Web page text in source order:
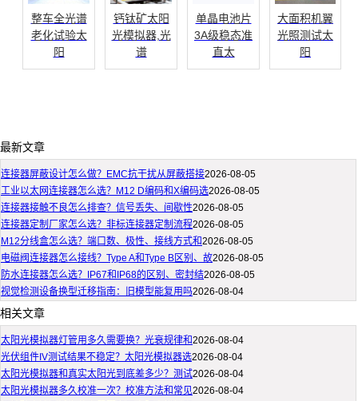
整车全光谱
老化试验太
阳
钙钛矿太阳
光模拟器,光
谱
单晶电池片
3A级稳态准
直太
大面积机翼
光照测试太
阳
最新文章
连接器屏蔽设计怎么做？EMC抗干扰从屏蔽搭接2026-08-05
工业以太网连接器怎么选？M12 D编码和X编码选2026-08-05
连接器接触不良怎么排查？信号丢失、间歇性2026-08-05
连接器定制厂家怎么选？非标连接器定制流程2026-08-05
M12分线盒怎么选？端口数、极性、接线方式和2026-08-05
电磁阀连接器怎么接线？Type A和Type B区别、故2026-08-05
防水连接器怎么选？IP67和IP68的区别、密封结2026-08-05
视觉检测设备换型迁移指南：旧模型能复用吗2026-08-04
相关文章
太阳光模拟器灯管用多久需要换？光衰规律和2026-08-04
光伏组件IV测试结果不稳定？太阳光模拟器选2026-08-04
太阳光模拟器和真实太阳光到底差多少？测试2026-08-04
太阳光模拟器多久校准一次？校准方法和常见2026-08-04